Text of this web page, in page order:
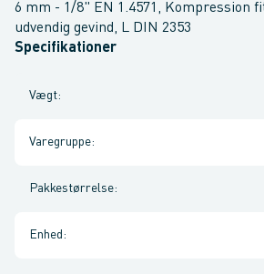
6 mm - 1/8" EN 1.4571, Kompression
udvendig gevind, L DIN 2353
Specifikationer
Vægt:
Varegruppe:
Pakkestørrelse:
Enhed :